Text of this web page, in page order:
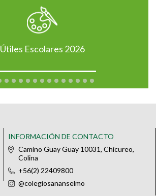
Útiles Escolares 2026
INFORMACIÓN DE CONTACTO
Camino Guay Guay 10031, Chicureo,
Colina
+56(2) 22409800
@colegiosananselmo